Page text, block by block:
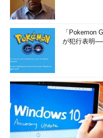
var roleAssignScope
resourceGroup
ースグループに生成
// このロールの割り当て
ト）の指定
var assignedPrincipalId
automationAccount.
assignedPrincipalType
種別
// モジュール： ロール割り
「Pokemon
が犯行表明